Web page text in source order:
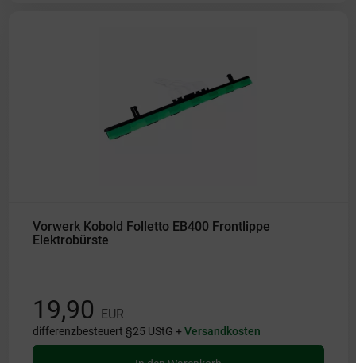
Vorwerk Kobold Folletto EB400 Frontlippe
Elektrobürste
19,90 EUR
differenzbesteuert §25 UStG +Versandkosten